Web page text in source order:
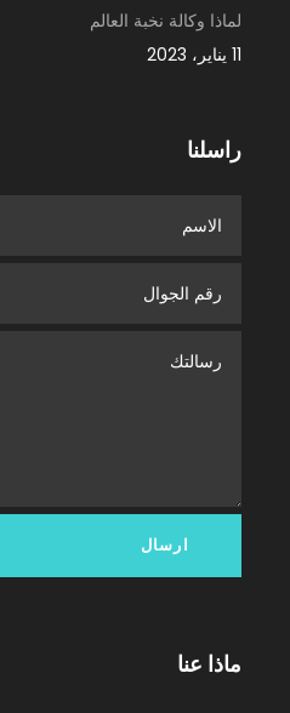
لماذا وكالة نخبة العالم
11 يناير، 2023
راسلنا
ماذا عنا